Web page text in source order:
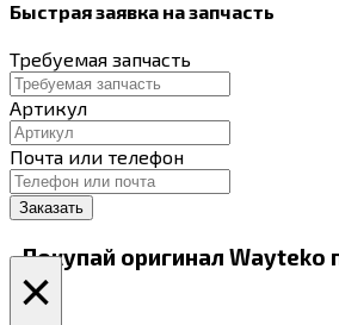
Быстрая заявка на запчасть
Требуемая запчасть
Артикул
Почта или телефон
Покупай оригинал Wayteko
×